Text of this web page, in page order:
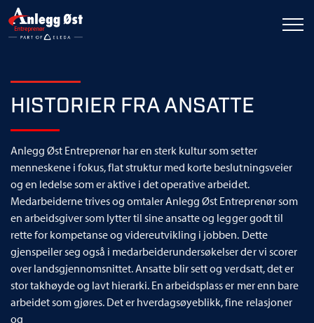
HISTORIER FRA ANSATTE
Anlegg Øst Entreprenør har en sterk kultur som setter
menneskene i fokus, flat struktur med korte beslutningsveier
og en ledelse som er aktive i det operative arbeidet.
Medarbeiderne trives og omtaler Anlegg Øst Entreprenør som
en arbeidsgiver som lytter til sine ansatte og legger godt til
rette for kompetanse og videreutvikling i jobben. Dette
gjenspeiler seg også i medarbeiderundersøkelser der vi scorer
over landsgjennomsnittet. Ansatte blir sett og verdsatt, det er
stor takhøyde og lavt hierarki. En arbeidsplass er mer enn bare
arbeidet som gjøres. Det er hverdagsøyeblikk, fine relasjoner
og